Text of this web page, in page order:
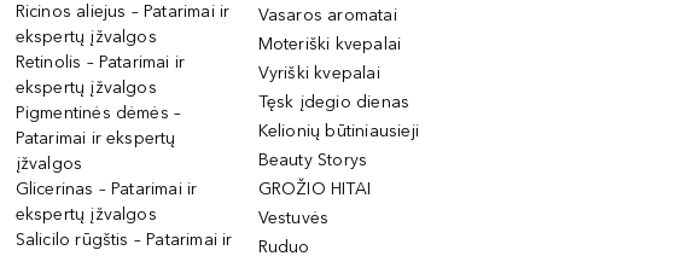
Ricinos aliejus – Patarimai ir
ekspertų įžvalgos
Retinolis – Patarimai ir
ekspertų įžvalgos
Pigmentinės dėmės –
Patarimai ir ekspertų
įžvalgos
Glicerinas – Patarimai ir
ekspertų įžvalgos
Salicilo rūgštis – Patarimai ir
Vasaros aromatai
Moteriški kvepalai
Vyriški kvepalai
Tęsk įdegio dienas
Kelionių būtiniausieji
Beauty Storys
GROŽIO HITAI
Vestuvės
Ruduo